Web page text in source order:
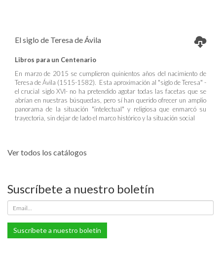
El siglo de Teresa de Ávila
Libros para un Centenario
En marzo de 2015 se cumplieron quinientos años del nacimiento de
Teresa de Ávila (1515-1582). Esta aproximación al "siglo de Teresa" -
el crucial siglo XVI- no ha pretendido agotar todas las facetas que se
abrían en nuestras búsquedas, pero sí han querido ofrecer un amplio
panorama de la situación "intelectual" y religiosa que enmarcó su
trayectoria, sin dejar de lado el marco histórico y la situación social
Ver todos los catálogos
Suscríbete a nuestro boletín
Suscríbete a nuestro boletín